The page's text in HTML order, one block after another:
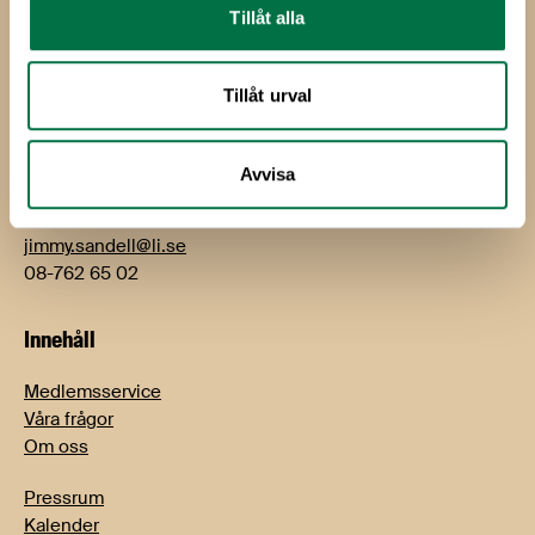
Tillåt alla
Tillåt urval
Avvisa
Björn Hellman
08-762 65 01
Kommunikations- och näringspolitisk chef
jimmy.sandell@li.se
08-762 65 02
Innehåll
Medlemsservice
Våra frågor
Om oss
Pressrum
Kalender